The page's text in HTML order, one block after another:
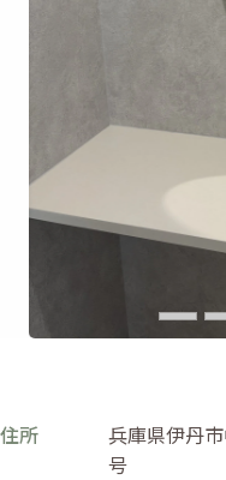
住所
兵庫県伊丹
号